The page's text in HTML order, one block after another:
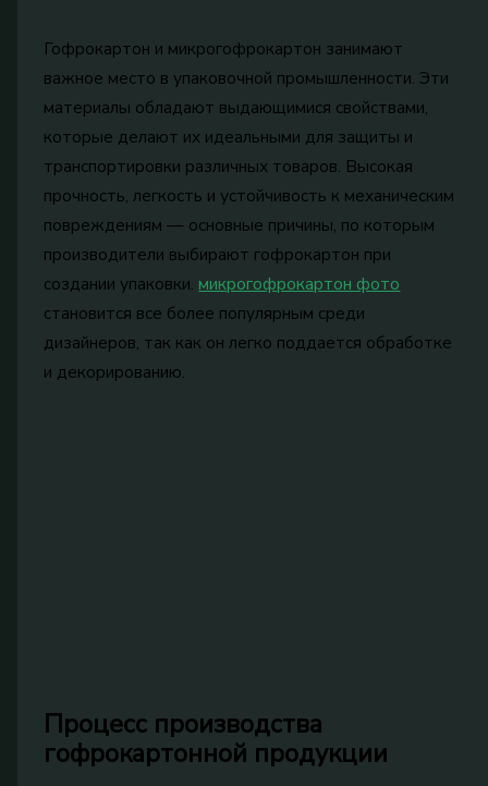
Гофрокартон и микрогофрокартон занимают
важное место в упаковочной промышленности. Эти
материалы обладают выдающимися свойствами,
которые делают их идеальными для защиты и
транспортировки различных товаров. Высокая
прочность, легкость и устойчивость к механическим
повреждениям — основные причины, по которым
производители выбирают гофрокартон при
создании упаковки.микрогофрокартон фото
становится все более популярным среди
дизайнеров, так как он легко поддается обработке
и декорированию.
Процесс производства
гофрокартонной продукции